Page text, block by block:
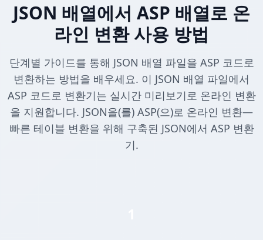
JSON 배열에서 ASP 배열로 온
라인 변환 사용 방법
단계별 가이드를 통해 JSON 배열 파일을 ASP 코드로
변환하는 방법을 배우세요. 이 JSON 배열 파일에서
ASP 코드로 변환기는 실시간 미리보기로 온라인 변환
을 지원합니다. JSON을(를) ASP(으)로 온라인 변환—
빠른 테이블 변환을 위해 구축된 JSON에서 ASP 변환
기.